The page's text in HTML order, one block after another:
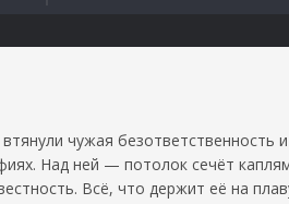
чужая
Над ней — потолок сечёт
Всё, что держит её на